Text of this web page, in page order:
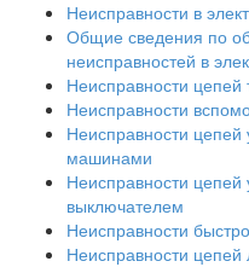
Неисправности в
Общие сведения по
неисправностей в
Неисправности цепей
Неисправности
Неисправности
машинами
Неисправности
выключателем
Неисправности
Неисправности цепей